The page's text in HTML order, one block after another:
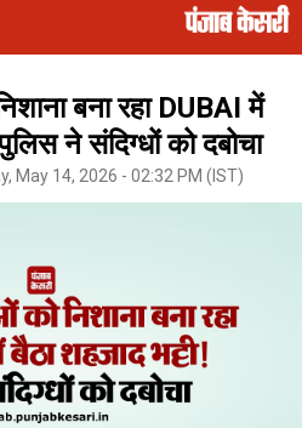
बना रहा DUBAI में
ने संदिग्धों को दबोचा
May 14, 2026 - 02:32 PM (IST)